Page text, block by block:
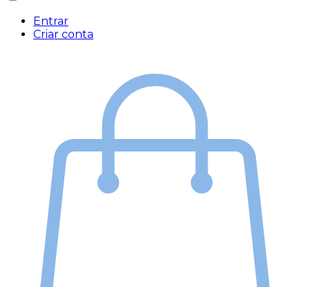
Entrar
Criar conta